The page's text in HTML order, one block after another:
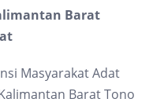
Barat
Masyarakat Adat
Barat Tono